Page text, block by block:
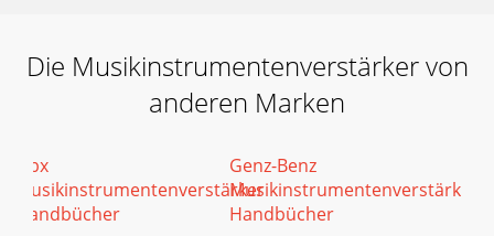
Die Musikinstrumentenverstärker von
anderen Marken
Dbx
Musikinstrumentenverstärker
Handbücher
Genz-Benz
Musikinstrumentenverstärker
Handbücher